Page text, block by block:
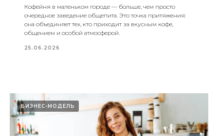
Кофейня в маленьком городе — больше, чем просто
очередное заведение общепита. Это точка притяжения:
она объединяет тех, кто приходит за вкусным кофе,
общением и особой атмосферой.
25.06.2026
БИЗНЕС-МОДЕЛЬ